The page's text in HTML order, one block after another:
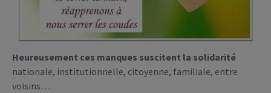
Heureusement ces manques suscitent la solidarité
nationale, institutionnelle, citoyenne, familiale, entre
voisins…